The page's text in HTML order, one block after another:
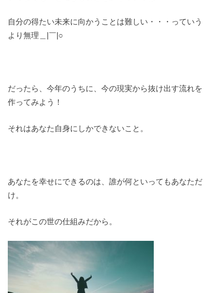
自分の得たい未来に向かうことは難しい・・・っていう
より無理＿|￣|○
だったら、今年のうちに、今の現実から抜け出す流れを
作ってみよう！
それはあなた自身にしかできないこと。
あなたを幸せにできるのは、誰が何といってもあなただ
け。
それがこの世の仕組みだから。